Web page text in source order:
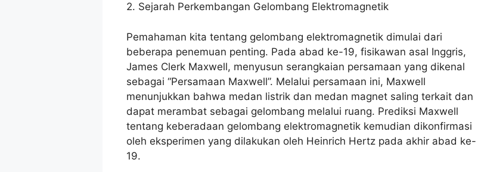
2. Sejarah Perkembangan Gelombang Elektromagnetik
Pemahaman kita tentang gelombang elektromagnetik dimulai dari
beberapa penemuan penting. Pada abad ke-19, fisikawan asal Inggris,
James Clerk Maxwell, menyusun serangkaian persamaan yang dikenal
sebagai “Persamaan Maxwell”. Melalui persamaan ini, Maxwell
menunjukkan bahwa medan listrik dan medan magnet saling terkait dan
dapat merambat sebagai gelombang melalui ruang. Prediksi Maxwell
tentang keberadaan gelombang elektromagnetik kemudian dikonfirmasi
oleh eksperimen yang dilakukan oleh Heinrich Hertz pada akhir abad ke-
19.